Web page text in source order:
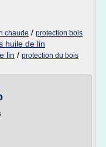
chaude / protection bois
huile de lin
lin / protection du bois